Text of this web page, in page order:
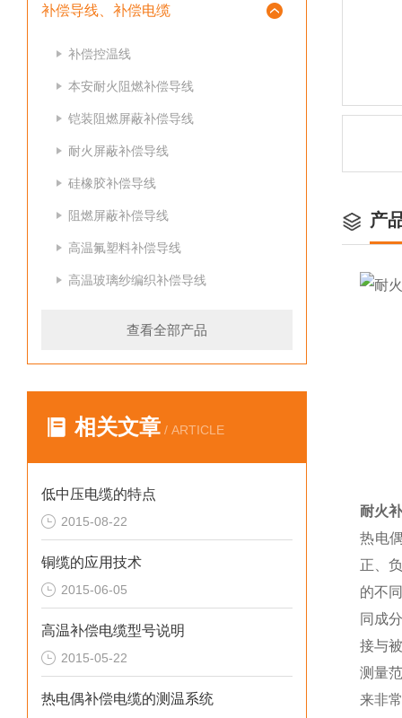
补偿导线、补偿电缆
补偿控温线
本安耐火阻燃补偿导线
铠装阻燃屏蔽补偿导线
耐火屏蔽补偿导线
硅橡胶补偿导线
阻燃屏蔽补偿导线
高温氟塑料补偿导线
高温玻璃纱编织补偿导线
查看全部产品
相关文章 / ARTICLE
低中压电缆的特点
2015-08-22
铜缆的应用技术
2015-06-05
高温补偿电缆型号说明
2015-05-22
热电偶补偿电缆的测温系统
产
耐火
热电
正、
的不
同成
接与
测量
来非